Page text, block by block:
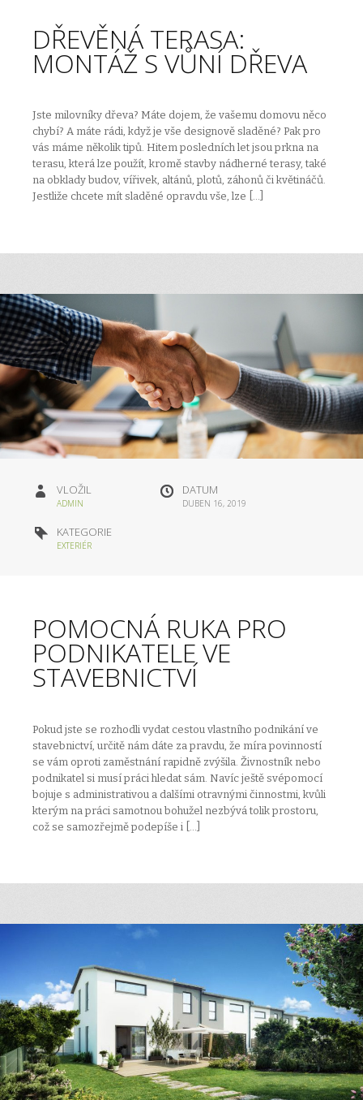
DŘEVĚNÁ TERASA:
MONTÁŽ S VŮNÍ DŘEVA
Jste milovníky dřeva? Máte dojem, že vašemu domovu něco
chybí? A máte rádi, když je vše designově sladěné? Pak pro
vás máme několik tipů. Hitem posledních let jsou prkna na
terasu, která lze použít, kromě stavby nádherné terasy, také
na obklady budov, vířivek, altánů, plotů, záhonů či květináčů.
Jestliže chcete mít sladěné opravdu vše, lze […]
VLOŽIL
ADMIN
DATUM
DUBEN 16, 2019
KATEGORIE
EXTERIÉR
POMOCNÁ RUKA PRO
PODNIKATELE VE
STAVEBNICTVÍ
Pokud jste se rozhodli vydat cestou vlastního podnikání ve
stavebnictví, určitě nám dáte za pravdu, že míra povinností
se vám oproti zaměstnání rapidně zvýšila. Živnostník nebo
podnikatel si musí práci hledat sám. Navíc ještě svépomocí
bojuje s administrativou a dalšími otravnými činnostmi, kvůli
kterým na práci samotnou bohužel nezbývá tolik prostoru,
což se samozřejmě podepíše i […]